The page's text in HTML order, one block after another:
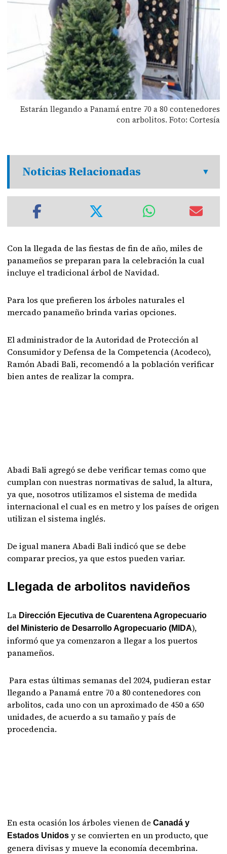
Estarán llegando a Panamá entre 70 a 80 contenedores
con arbolitos. Foto: Cortesía
Noticias Relacionadas
Con la llegada de las fiestas de fin de año, miles de
panameños se preparan para la celebración la cual
incluye el tradicional árbol de Navidad.
Para los que prefieren los árboles naturales el
mercado panameño brinda varias opciones.
El administrador de la Autoridad de Protección al
Consumidor y Defensa de la Competencia (Acodeco),
Ramón Abadi Bali, recomendó a la población verificar
bien antes de realizar la compra.
Abadi Bali agregó se debe verificar temas como que
cumplan con nuestras normativas de salud, la altura,
ya que, nosotros utilizamos el sistema de medida
internacional el cual es en metro y los países de origen
utilizan el sistema inglés.
De igual manera Abadi Bali indicó que se debe
comparar precios, ya que estos pueden variar.
Llegada de arbolitos navideños
La Dirección Ejecutiva de Cuarentena Agropecuario
del Ministerio de Desarrollo Agropecuario (MIDA),
informó que ya comenzaron a llegar a los puertos
panameños.
Para estas últimas semanas del 2024, pudieran estar
llegando a Panamá entre 70 a 80 contenedores con
arbolitos, cada uno con un aproximado de 450 a 650
unidades, de acuerdo a su tamaño y país de
procedencia.
En esta ocasión los árboles vienen deCanadá y
Estados Unidos y se convierten en un producto, que
genera divisas y mueve la economía decembrina.